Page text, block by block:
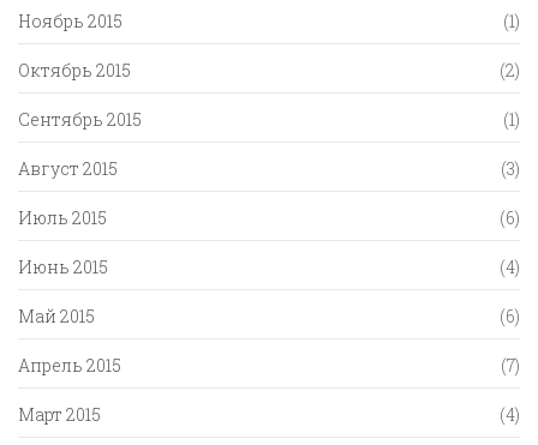
Ноябрь 2015 (1)
Октябрь 2015 (2)
Сентябрь 2015 (1)
Август 2015 (3)
Июль 2015 (6)
Июнь 2015 (4)
Май 2015 (6)
Апрель 2015 (7)
Март 2015 (4)